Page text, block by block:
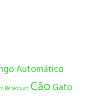
Automático
Bebedouro Cão Gato